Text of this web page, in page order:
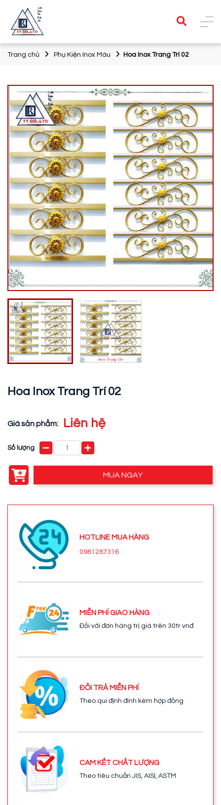
Trang chủ Phụ Kiện Inox Màu Hoa Inox Trang Trí 02
Hoa Inox Trang Trí 02
Giá sản phẩm: Liên hệ
Số lượng
MUA NGAY
HOTLINE MUA HÀNG
0981287316
MIỄN PHÍ GIAO HÀNG
Đối với đơn hàng trị giá trên 30tr vnđ
ĐỔI TRẢ MIỄN PHÍ
Theo qui định đính kèm hợp đồng
CAM KẾT CHẤT LƯỢNG
Theo tiêu chuẩn JIS, AISI, ASTM